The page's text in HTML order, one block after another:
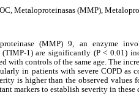
Metaloproteinasas (MMP),
(MMP) 9, an enzyme
(TIMP-1) are significantly (P < 0.01)
with controls of the same age. The
in patients with severe COPD as
is higher than the observed values
markers to establish severity in these